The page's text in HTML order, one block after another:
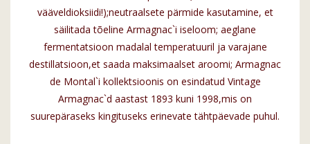
vääveldioksiidi!);neutraalsete pärmide kasutamine, et
säilitada tõeline Armagnac`i iseloom; aeglane
fermentatsioon madalal temperatuuril ja varajane
destillatsioon,et saada maksimaalset aroomi; Armagnac
de Montal`i kollektsioonis on esindatud Vintage
Armagnac`d aastast 1893 kuni 1998,mis on
suurepäraseks kingituseks erinevate tähtpäevade puhul.